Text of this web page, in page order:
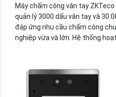
Máy chấm công vân tay
quản lý 3000 dấu vân tay và
đáp ứng nhu cầu chấm công
nghiệp vừa và lớn. Hệ thống